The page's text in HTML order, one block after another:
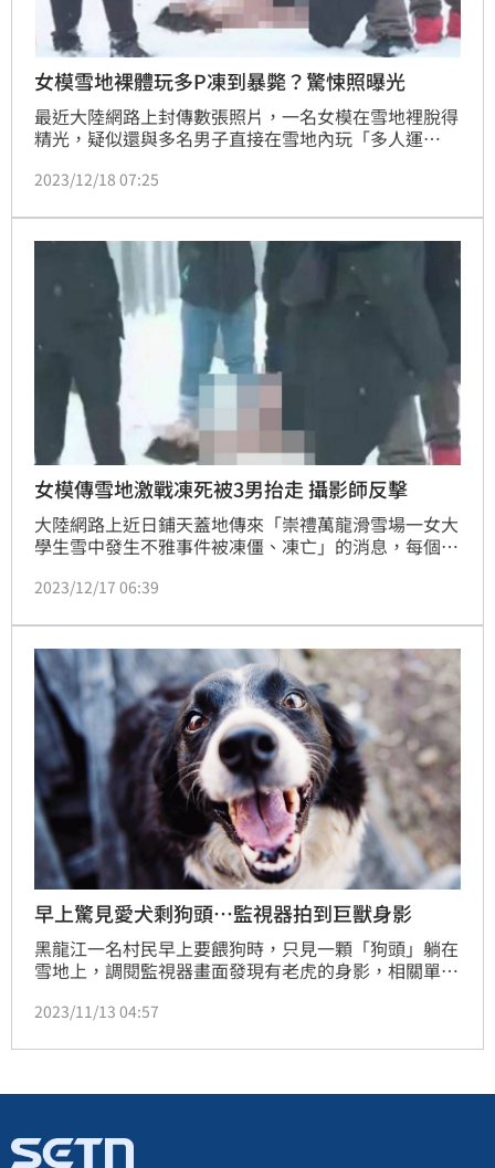
女模雪地裸體玩多P凍到暴斃？驚悚照曝光
最近大陸網路上封傳數張照片，一名女模在雪地裡脫得
精光，疑似還與多名男子直接在雪地內玩「多人運
查，網友言之鑿鑿還PO出幾張現場照，隨著照片流
相也令眾人驚掉下巴。
2023/12/18 07:25
女模傳雪地激戰凍死被3男抬走 攝影師反擊
大陸網路上近日鋪天蓋地傳來「崇禮萬龍滑雪場一女大
學生雪中發生不雅事件被凍僵、凍亡」的消息，每個字
崇禮官微說明，網傳的萬龍滑雪場楊樹林事件，是不實
攝影師跟拍，呼籲網友切勿散播謠言。
2023/12/17 06:39
早上驚見愛犬剩狗頭…監視器拍到巨獸身影
黑龍江一名村民早上要餵狗時，只見一顆「狗頭」躺在
雪地上，調閱監視器畫面發現有老虎的身影，相關單位
出。
2023/11/13 04:57